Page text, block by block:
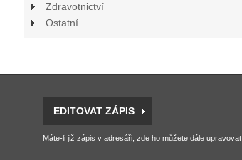
Zdravotnictví
Ostatní
EDITOVAT ZÁPIS
Máte-li již zápis v adresáři, zde ho můžete dále upravovat.